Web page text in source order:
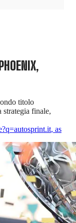
titolo
finale,
, as